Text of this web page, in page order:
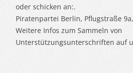
oder schicken an:.
Piratenpartei Berlin, Pflugstraße
Weitere Infos zum Sammeln von
Unterstützungsunterschriften auf